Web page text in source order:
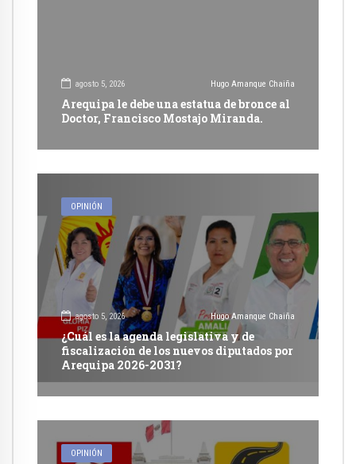
agosto 5, 2026 Hugo Amanque Chaiña
Arequipa le debe una estatua de bronce al
Doctor, Francisco Mostajo Miranda.
OPINIÓN
agosto 5, 2026 Hugo Amanque Chaiña
¿Cuál es la agenda legislativa y de
fiscalización de los nuevos diputados por
Arequipa 2026-2031?
OPINIÓN